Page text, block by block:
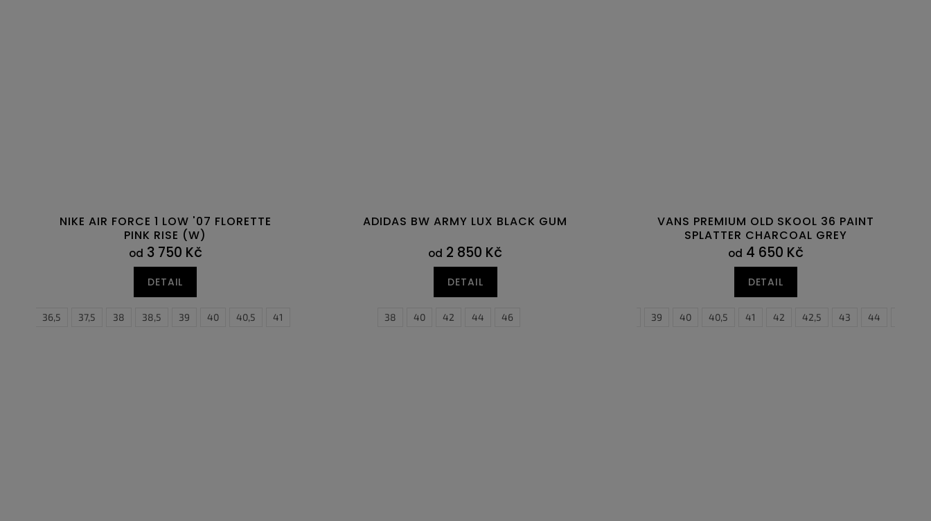
NIKE AIR FORCE 1 LOW '07 FLORETTE
PINK RISE (W)
od 3 750 Kč
DETAIL
36,5 37,5 38 38,5 39 40 40,5 41
ADIDAS BW ARMY LUX BLACK GUM
od 2 850 Kč
DETAIL
38 40 42 44 46
VANS PREMIUM OLD SKOOL 36 PAINT
SPLATTER CHARCOAL GREY
od 4 650 Kč
DETAIL
36 39 40 40,5 41 42 42,5 43 44